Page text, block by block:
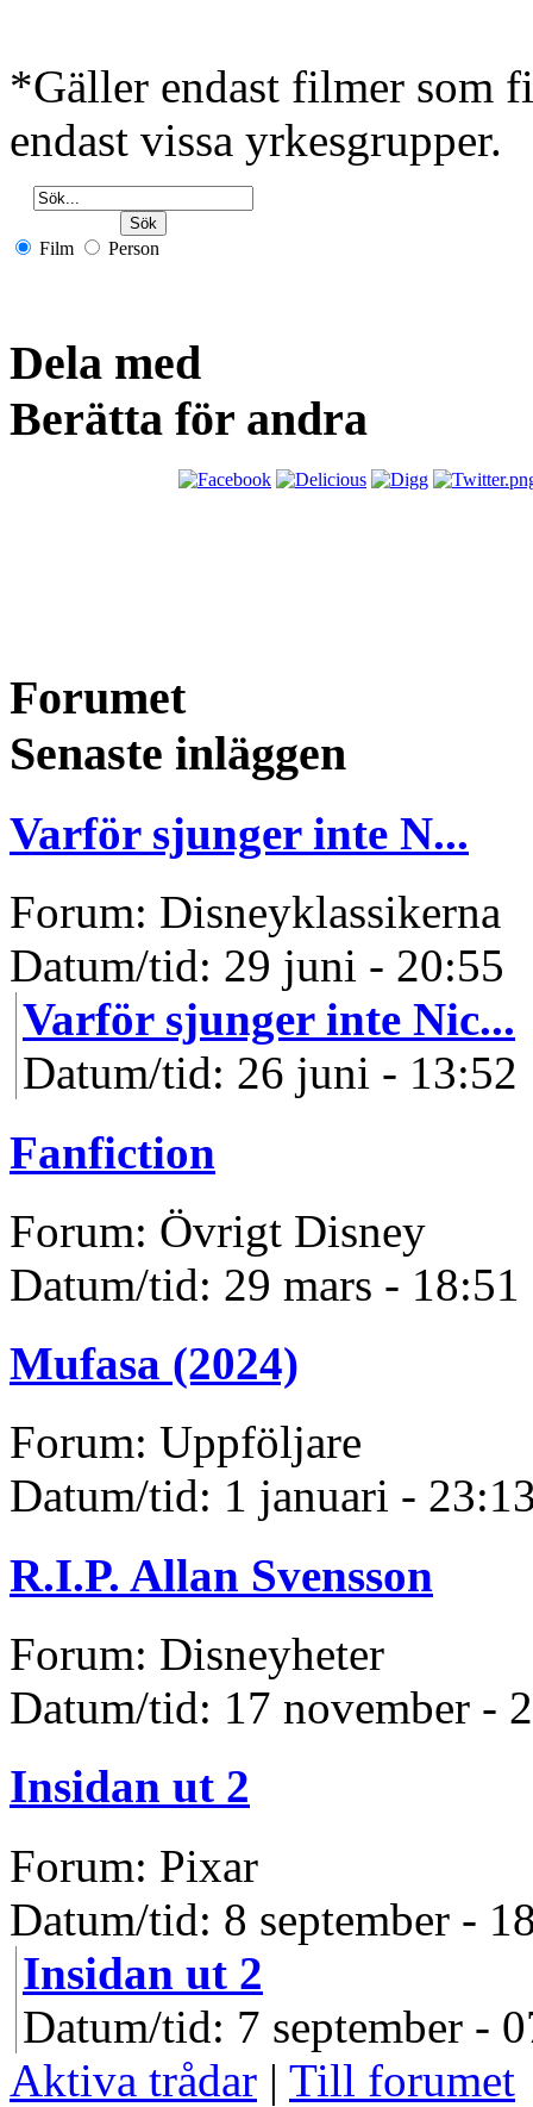
*Gäller endast filmer som
endast vissa yrkesgrupper.
Film Person
Dela med
Berätta för andra
Forumet
Senaste inläggen
Varför sjunger inte N...
Forum: Disneyklassikerna
Datum/tid: 29 juni - 20:55
Varför sjunger inte Nic...
Datum/tid: 26 juni - 13:52
Fanfiction
Forum: Övrigt Disney
Datum/tid: 29 mars - 18:51
Mufasa (2024)
Forum: Uppföljare
Datum/tid: 1 januari -
R.I.P. Allan Svensson
Forum: Disneyheter
Datum/tid: 17 november -
Insidan ut 2
Forum: Pixar
Datum/tid: 8 september -
Insidan ut 2
Datum/tid: 7 september -
Aktiva trådar | Till forumet